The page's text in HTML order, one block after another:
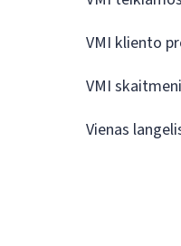
VMI kliento
VMI
Vienas